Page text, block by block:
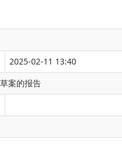
2025-02-11 13:40
案的报告